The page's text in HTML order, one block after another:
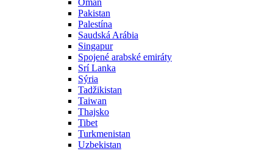
Omán
Pakistan
Palestína
Saudská Arábia
Singapur
Spojené arabské emiráty
Srí Lanka
Sýria
Tadžikistan
Taiwan
Thajsko
Tibet
Turkmenistan
Uzbekistan